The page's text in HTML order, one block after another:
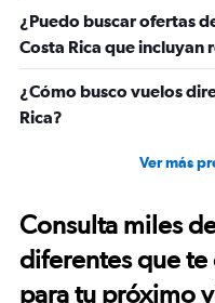
1200.
¿Puedo buscar ofertas
Costa Rica que incluyan
¿Cómo busco vuelos
Rica?
Ver más
Consulta miles
diferentes que
para tu próximo